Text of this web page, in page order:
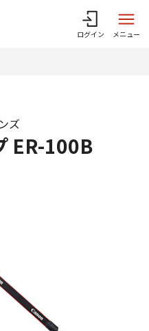
ログイン メニュー
ER-100B
ズ